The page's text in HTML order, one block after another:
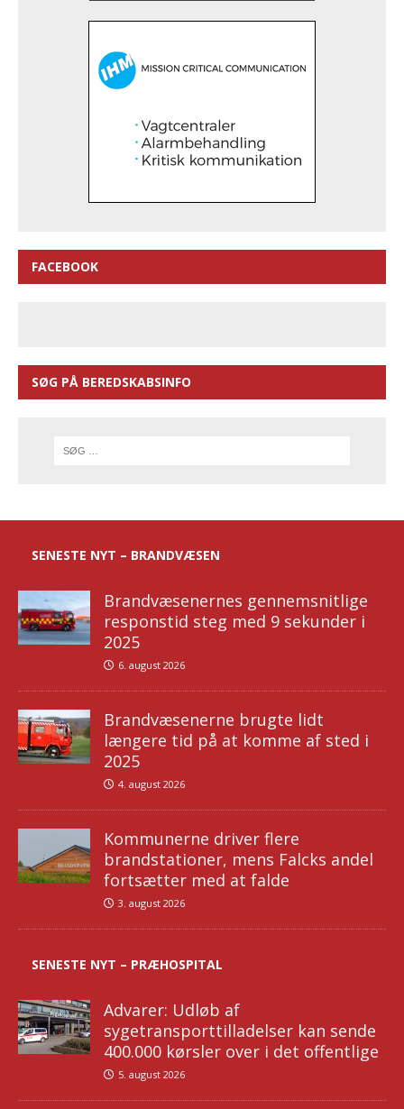
FACEBOOK
SØG PÅ BEREDSKABSINFO
SENESTE NYT – BRANDVÆSEN
Brandvæsenernes gennemsnitlige
responstid steg med 9 sekunder i
2025
6. august 2026
Brandvæsenerne brugte lidt
længere tid på at komme af sted i
2025
4. august 2026
Kommunerne driver flere
brandstationer, mens Falcks andel
fortsætter med at falde
3. august 2026
SENESTE NYT – PRÆHOSPITAL
Advarer: Udløb af
sygetransporttilladelser kan sende
400.000 kørsler over i det offentlige
5. august 2026